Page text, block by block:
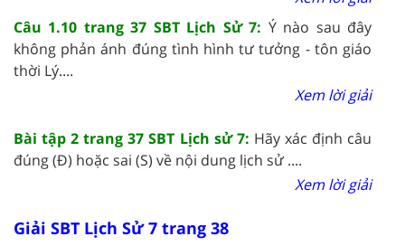
Câu 1.10 trang 37 SBT Lịch Sử 7: Ý nào sau đây
không phản ánh đúng tình hình tư tưởng - tôn giáo
thời Lý....
Xem lời giải
Bài tập 2 trang 37 SBT Lịch sử 7: Hãy xác định câu
đúng (Đ) hoặc sai (S) về nội dung lịch sử ....
Xem lời giải
Giải SBT Lịch Sử 7 trang 38